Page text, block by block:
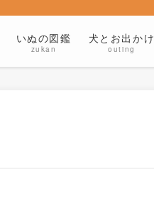
いぬの図鑑
zukan
犬とお出かけ
outing